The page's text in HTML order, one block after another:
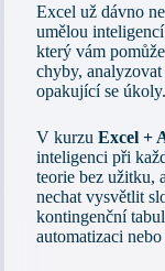
Excel už dávno
umělou
který vám
chyby,
opakující se úkoly.
V kurzuExcel +
inteligenci při
teorie bez užitku,
nechat vysvětlit
kontingenční
automatizaci